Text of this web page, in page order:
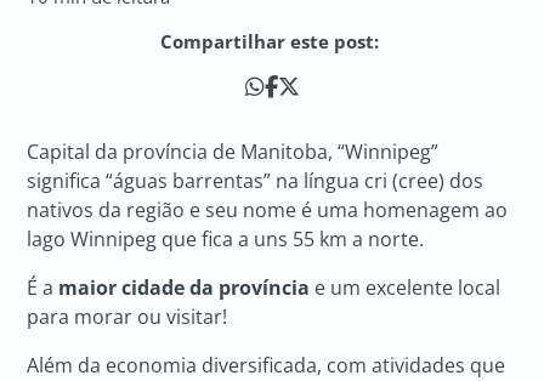
Compartilhar este post:
Capital da província de Manitoba, “Winnipeg”
significa “águas barrentas” na língua cri (cree) dos
nativos da região e seu nome é uma homenagem ao
lago Winnipeg que fica a uns 55 km a norte.
É a maior cidade da província e um excelente local
para morar ou visitar!
Além da economia diversificada, com atividades que